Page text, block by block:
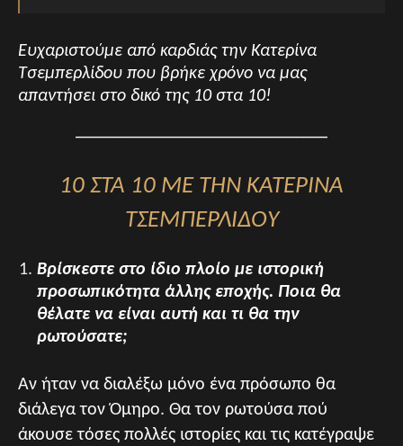
Ευχαριστούμε από καρδιάς την Κατερίνα
Τσεμπερλίδου που βρήκε χρόνο να μας
απαντήσει στο δικό της 10 στα 10!
10 ΣΤΑ 10 ΜΕ ΤΗΝ ΚΑΤΕΡΙΝΑ
ΤΣΕΜΠΕΡΛΙΔΟΥ
Βρίσκεστε στο ίδιο πλοίο με ιστορική
προσωπικότητα άλλης εποχής. Ποια θα
θέλατε να είναι αυτή και τι θα την
ρωτούσατε;
Αν ήταν να διαλέξω μόνο ένα πρόσωπο θα
διάλεγα τον Όμηρο. Θα τον ρωτούσα πού
άκουσε τόσες πολλές ιστορίες και τις κατέγραψε